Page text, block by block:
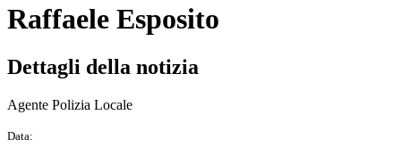
Raffaele Esposito
Dettagli della notizia
Agente Polizia Locale
Data: